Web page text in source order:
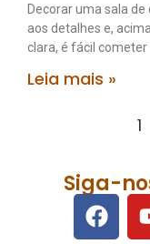
Decorar uma sala
aos detalhes e,
clara, é fácil cometer
Leia mais »
1
Siga-